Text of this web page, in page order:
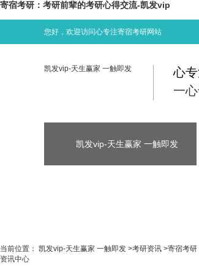
寄宿考研：考研前辈的考研心得交流-凯发vip
您好，欢迎访问心专注寄宿考研网站
凯发vip-天生赢家 一触即发
心
一
凯发vip-天生赢家 一触即发
当前位置： 凯发vip-天生赢家 一触即发 >考研资讯 >寄宿考研
资讯中心